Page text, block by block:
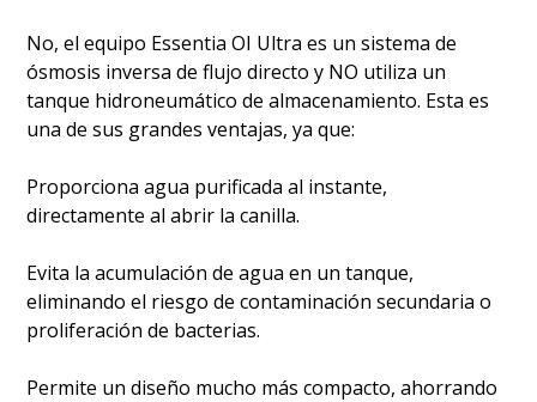
No, el equipo Essentia OI Ultra es un sistema de
ósmosis inversa de flujo directo y NO utiliza un
tanque hidroneumático de almacenamiento. Esta es
una de sus grandes ventajas, ya que:
Proporciona agua purificada al instante,
directamente al abrir la canilla.
Evita la acumulación de agua en un tanque,
eliminando el riesgo de contaminación secundaria o
proliferación de bacterias.
Permite un diseño mucho más compacto, ahorrando